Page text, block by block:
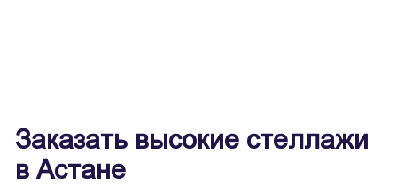
Заказать высокие стеллажи
в Астане